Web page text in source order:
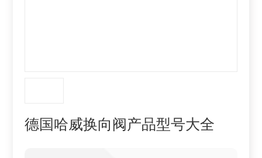
德国哈威换向阀产品型号大全